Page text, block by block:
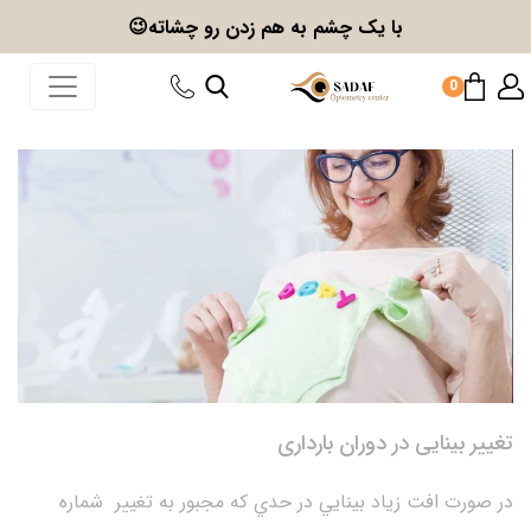
با یک چشم به هم زدن رو چشاته😉
0
تغییر بینایی در دوران بارداری
در صورت افت زياد بينايي در حدي كه مجبور به تغيير شماره